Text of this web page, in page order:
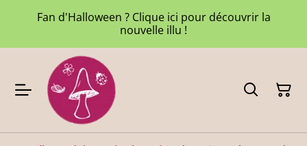
Fan d'Halloween ? Clique ici pour découvrir la
nouvelle illu !